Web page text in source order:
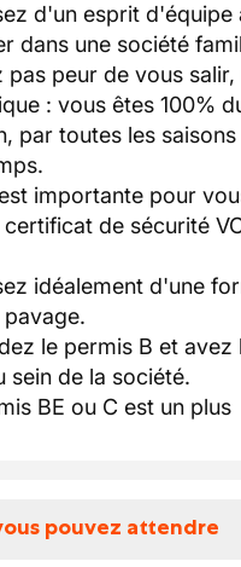
d'un esprit d'équipe
dans une société
pas peur de vous salir,
: vous êtes 100%
par toutes les
importante pour
de sécurité
idéalement d'une
le permis B et avez
sein de la société.
BE ou C est un plus
pouvez attendre